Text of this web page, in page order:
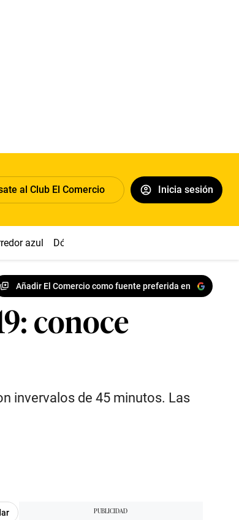
al Club El Comercio Inicia sesión
azul Dólar
Añadir El Comercio como fuente preferida en
conoce
invervalos de 45 minutos. Las